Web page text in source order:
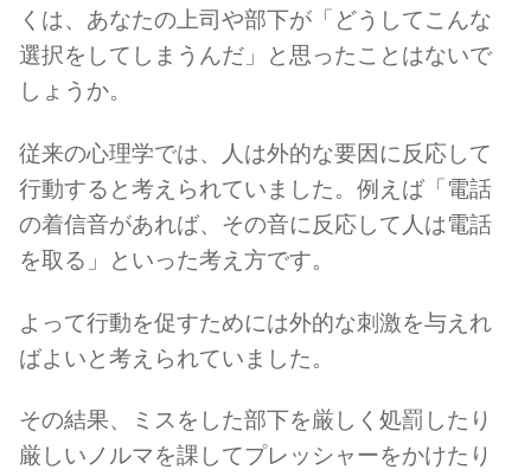
くは、あなたの上司や部下が「どうしてこんな
選択をしてしまうんだ」と思ったことはないで
しょうか。
従来の心理学では、人は外的な要因に反応して
行動すると考えられていました。例えば「電話
の着信音があれば、その音に反応して人は電話
を取る」といった考え方です。
よって行動を促すためには外的な刺激を与えれ
ばよいと考えられていました。
その結果、ミスをした部下を厳しく処罰したり
厳しいノルマを課してプレッシャーをかけたり